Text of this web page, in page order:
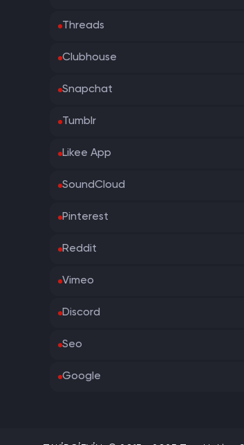
Threads
Clubhouse
Snapchat
Tumblr
Likee App
SoundCloud
Pinterest
Reddit
Vimeo
Discord
Seo
Google